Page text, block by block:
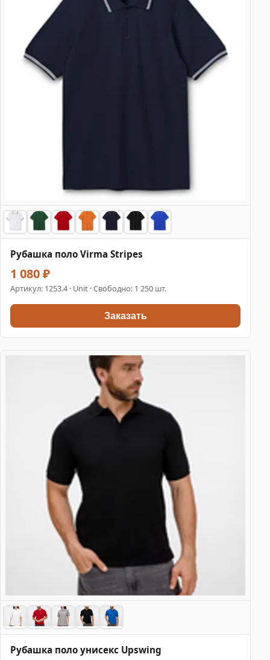
Рубашка поло Virma Stripes
1 080 ₽
Артикул: 1253.4 · Unit · Свободно: 1 250 шт.
Заказать
Рубашка поло унисекс Upswing